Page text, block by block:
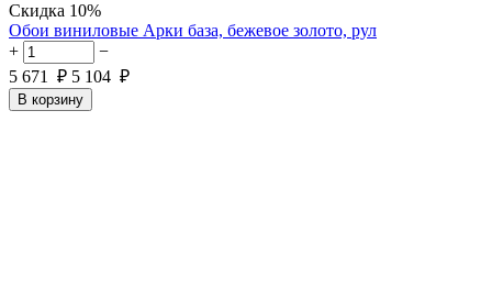
Скидка 10%
Обои виниловые Арки база, бежевое золото, рул
+
−
5 671 ₽ 5 104 ₽
В корзину